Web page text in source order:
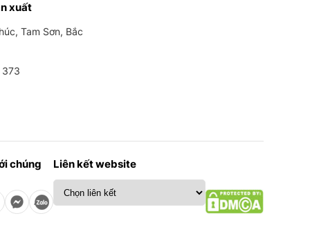
xuất
Tam Sơn, Bắc
373
chúng Liên kết website